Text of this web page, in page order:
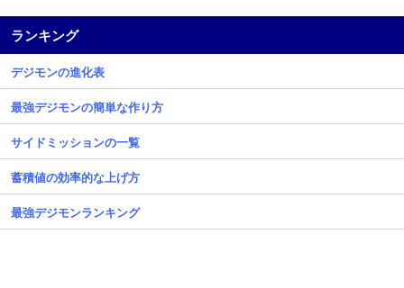
ランキング
デジモンの進化表
最強デジモンの簡単な作り方
サイドミッションの一覧
蓄積値の効率的な上げ方
最強デジモンランキング